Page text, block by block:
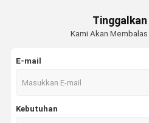
Tinggalkan
Kami Akan
E-mail
Kebutuhan